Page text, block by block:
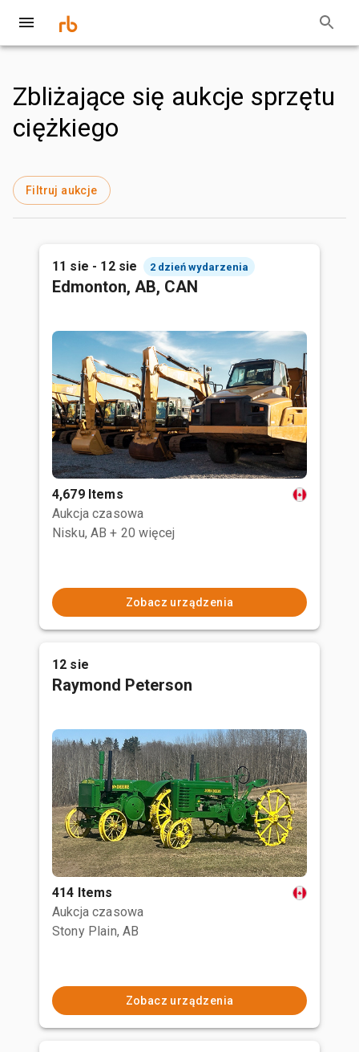
Zbliżające się aukcje sprzętu
ciężkiego
Filtruj aukcje
11 sie - 12 sie 2 dzień wydarzenia
Edmonton, AB, CAN
4,679 Items
Aukcja czasowa
Nisku, AB + 20 więcej
Zobacz urządzenia
12 sie
Raymond Peterson
414 Items
Aukcja czasowa
Stony Plain, AB
Zobacz urządzenia